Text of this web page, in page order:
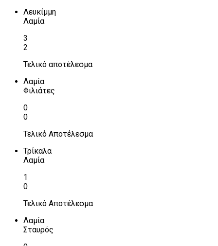
Λευκίμμη
Λαμία
3
2
Τελικό αποτέλεσμα
Λαμία
Φιλιάτες
0
0
Τελικό Αποτέλεσμα
Τρίκαλα
Λαμία
1
0
Τελικό Αποτέλεσμα
Λαμία
Σταυρός